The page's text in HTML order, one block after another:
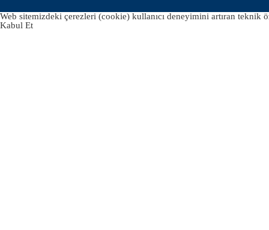
Web sitemizdeki çerezleri (cookie) kullanıcı deneyimini artıran
Kabul Et